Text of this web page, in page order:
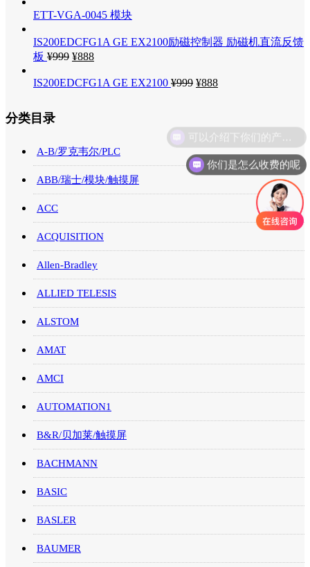
ETT-VGA-0045 模块
IS200EDCFG1A GE EX2100励磁控制器 励磁机直流反馈
板 ¥999 ¥888
IS200EDCFG1A GE EX2100 ¥999 ¥888
分类目录
A-B/罗克韦尔/PLC
ABB/瑞士/模块/触摸屏
ACC
ACQUISITION
Allen-Bradley
ALLIED TELESIS
ALSTOM
AMAT
AMCI
AUTOMATION1
B&R/贝加莱/触摸屏
BACHMANN
BASIC
BASLER
BAUMER
你们是怎么收费的呢